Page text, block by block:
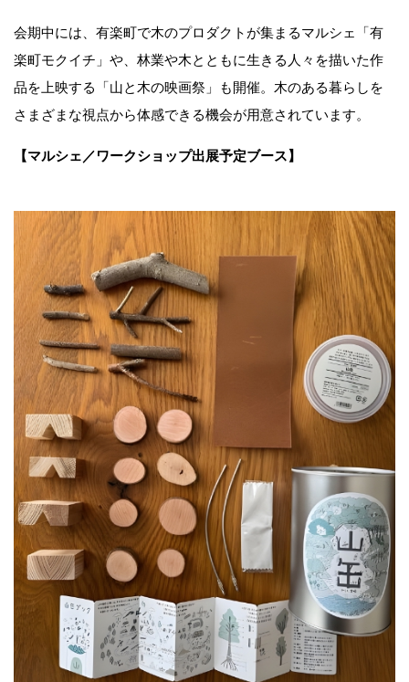
会期中には、有楽町で木のプロダクトが集まるマルシェ「有
楽町モクイチ」や、林業や木とともに生きる人々を描いた作
品を上映する「山と木の映画祭」も開催。木のある暮らしを
さまざまな視点から体感できる機会が用意されています。
【マルシェ／ワークショップ出展予定ブース】